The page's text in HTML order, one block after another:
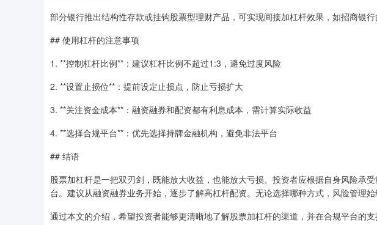
部分银行推出结构性存款或挂钩股票型理财产品，可实现间接加杠杆效果，如招商银行
## 使用杠杆的注意事项
1. **控制杠杆比例**：建议杠杆比例不超过1:3，避免过度风险
2. **设置止损位**：提前设定止损点，防止亏损扩大
3. **关注资金成本**：融资融券和配资都有利息成本，需计算实际收益
4. **选择合规平台**：优先选择持牌金融机构，避免非法平台
## 结语
股票加杠杆是一把双刃剑，既能放大收益，也能放大亏损。投资者应根据自身风险承
台。建议从融资融券业务开始，逐步了解高杠杆配资。无论选择哪种方式，风险管理始
通过本文的介绍，希望投资者能够更清晰地了解股票加杠杆的渠道，并在合规平台的